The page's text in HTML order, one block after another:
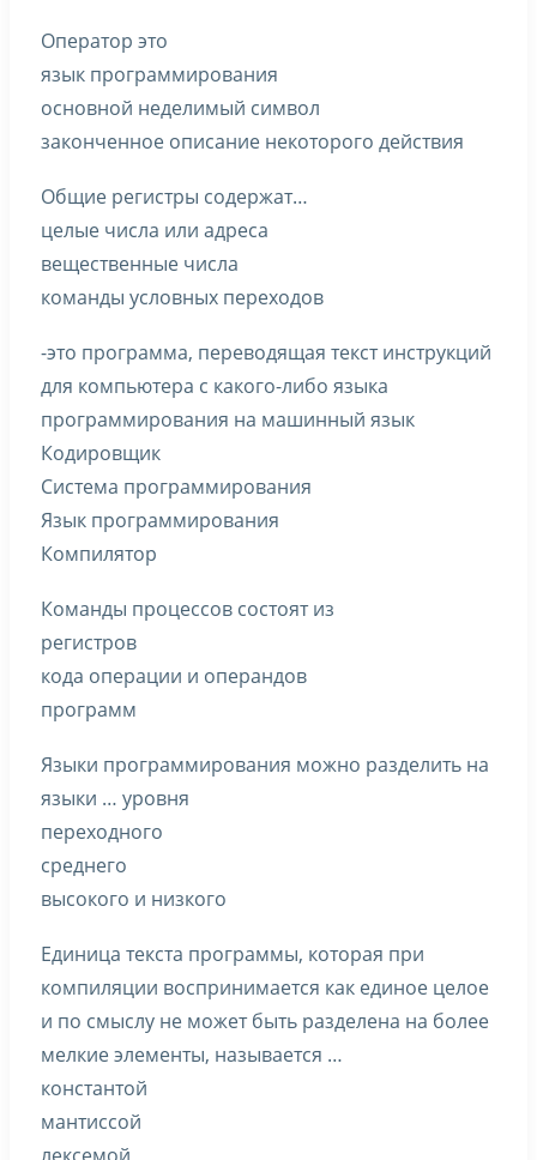
Оператор это
язык программирования
основной неделимый символ
законченное описание некоторого действия
Общие регистры содержат…
целые числа или адреса
вещественные числа
команды условных переходов
-это программа, переводящая текст инструкций
для компьютера с какого-либо языка
программирования на машинный язык
Кодировщик
Система программирования
Язык программирования
Компилятор
Команды процессов состоят из
регистров
кода операции и операндов
программ
Языки программирования можно разделить на
языки … уровня
переходного
среднего
высокого и низкого
Единица текста программы, которая при
компиляции воспринимается как единое целое
и по смыслу не может быть разделена на более
мелкие элементы, называется …
константой
мантиссой